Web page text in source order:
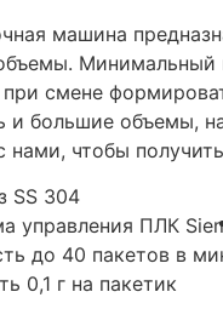
машина
Минимальный
при смене
и большие объемы,
нами, чтобы
SS 304
управления ПЛК
до 40 пакетов в
0,1 г на пакетик